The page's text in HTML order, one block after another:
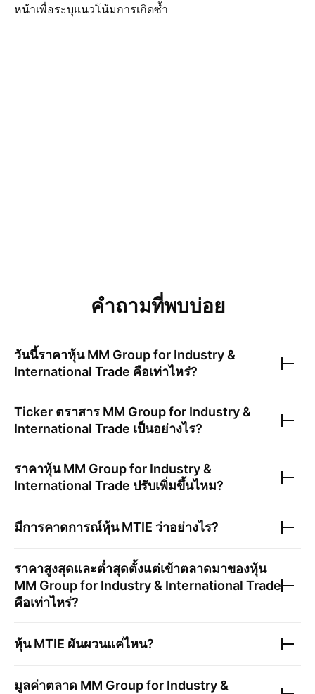
หน้าเพื่อระบุแนวโน้มการเกิดซ้ำ
คำถามที่พบบ่อย
วันนี้ราคาหุ้นMM Group for Industry &
International Trade คือเท่าไหร่?
Ticker ตราสาร MM Group for Industry &
International Trade เป็นอย่างไร?
ราคาหุ้นMM Group for Industry &
International Trade ปรับเพิ่มขึ้นไหม?
มีการคาดการณ์หุ้นMTIE ว่าอย่างไร?
ราคาสูงสุดและต่ำสุดตั้งแต่เข้าตลาดมาของหุ้น
MM Group for Industry & International Trade
คือเท่าไหร่?
หุ้นMTIE ผันผวนแค่ไหน?
มูลค่าตลาด MM Group for Industry &